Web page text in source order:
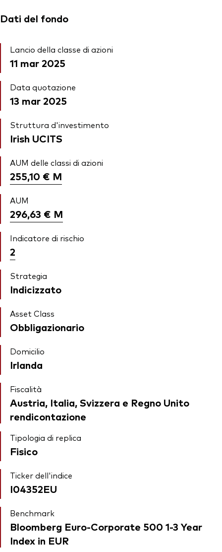
Dati del fondo
Lancio della classe di azioni
11 mar 2025
Data quotazione
13 mar 2025
Struttura d'investimento
Irish UCITS
AUM delle classi di azioni
255,10 € M
AUM
296,63 € M
Indicatore di rischio
2
Strategia
Indicizzato
Asset Class
Obbligazionario
Domicilio
Irlanda
Fiscalità
Austria, Italia, Svizzera e Regno Unito
rendicontazione
Tipologia di replica
Fisico
Ticker dell'indice
I04352EU
Benchmark
Bloomberg Euro-Corporate 500 1-3 Year
Index in EUR